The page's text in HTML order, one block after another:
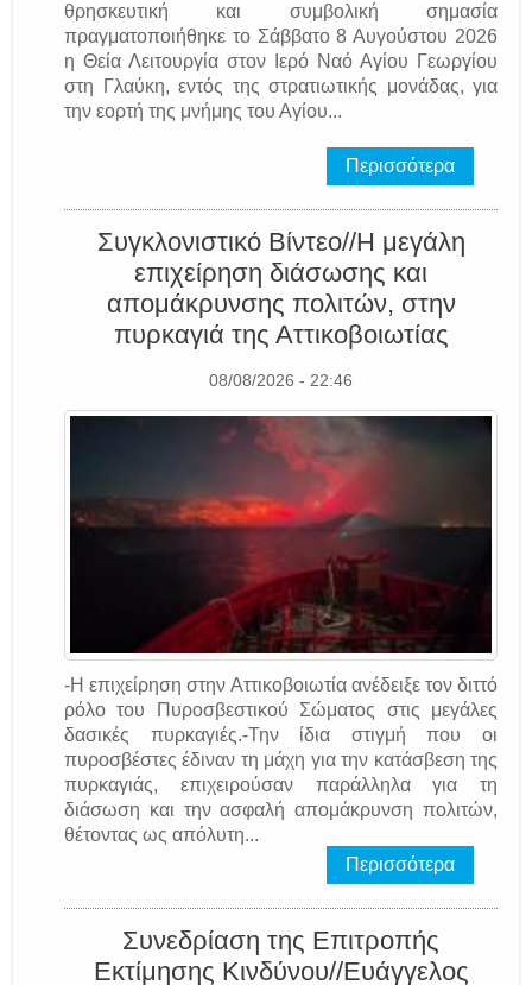
θρησκευτική και συμβολική σημασία
πραγματοποιήθηκε το Σάββατο 8 Αυγούστου 2026
η Θεία Λειτουργία στον Ιερό Ναό Αγίου Γεωργίου
στη Γλαύκη, εντός της στρατιωτικής μονάδας, για
την εορτή της μνήμης του Αγίου...
Περισσότερα
Συγκλονιστικό Βίντεο//Η μεγάλη
επιχείρηση διάσωσης και
απομάκρυνσης πολιτών, στην
πυρκαγιά της Αττικοβοιωτίας
08/08/2026 - 22:46
-Η επιχείρηση στην Αττικοβοιωτία ανέδειξε τον διττό
ρόλο του Πυροσβεστικού Σώματος στις μεγάλες
δασικές πυρκαγιές.-Την ίδια στιγμή που οι
πυροσβέστες έδιναν τη μάχη για την κατάσβεση της
πυρκαγιάς, επιχειρούσαν παράλληλα για τη
διάσωση και την ασφαλή απομάκρυνση πολιτών,
θέτοντας ως απόλυτη...
Περισσότερα
Συνεδρίαση της Επιτροπής
Εκτίμησης Κινδύνου//Ευάγγελος